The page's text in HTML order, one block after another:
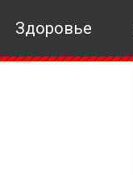
Здоровье